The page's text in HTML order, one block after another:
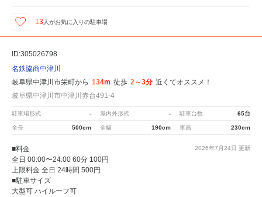
13 人がお気に入りの駐車場
ID:305026798
名鉄協商中津川
岐阜県中津川市栄町から 134m 徒歩 2～3分 近くてオススメ！
岐阜県中津川市中津川赤台491-4
駐車場形式 - 屋内外形式 - 駐車台数 65台
全長 500cm 全幅 190cm 車高 230cm
2026年7月24日 更新
■料金
全日 00:00〜24:00 60分 100円
上限料金 全日 24時間 500円
■駐車サイズ
大型可 ハイルーフ可